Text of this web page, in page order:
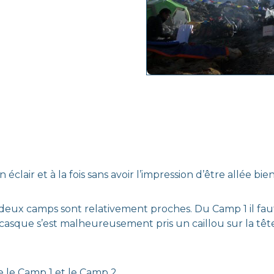
éclair et à la fois sans avoir l’impression d’être allée
camps sont relativement proches. Du Camp 1 il
s’est malheureusement pris un caillou sur la